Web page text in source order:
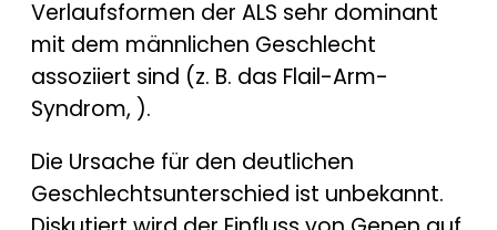
Verlaufsformen der ALS sehr dominant
mit dem männlichen Geschlecht
assoziiert sind (z. B. das Flail-Arm-
Syndrom, ).
Die Ursache für den deutlichen
Geschlechtsunterschied ist unbekannt.